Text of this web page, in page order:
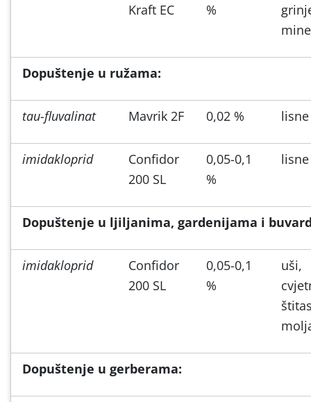
Kraft EC
%
Dopuštenje u ružama:
tau-fluvalinat Mavrik 2F 0,02 %
imidakloprid
Confidor
200 SL
0,05-0,1
%
Dopuštenje u ljiljanima, gardenijama i
imidakloprid
Confidor
200 SL
0,05-0,1
%
uši,
Dopuštenje u gerberama: